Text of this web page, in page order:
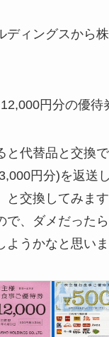
ディングスから
円分の優待
と代替品と交換
円分)を返送
と交換してみま
で、ダメだった
うかなと思いま